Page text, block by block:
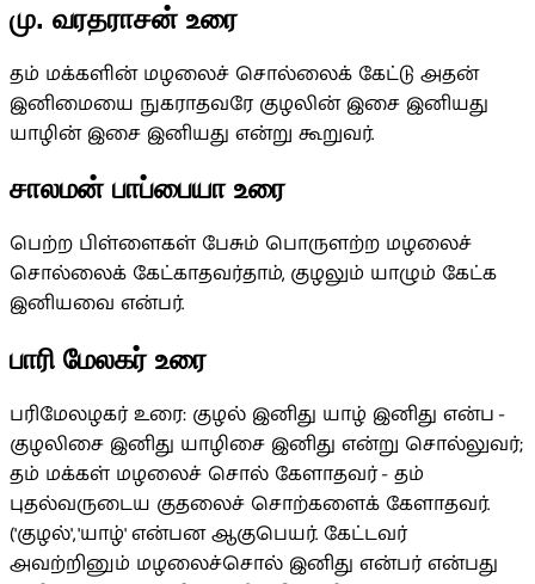
மு. வரதராசன் உரை
தம் மக்களின் மழலைச் சொல்லைக் கேட்டு அதன்
இனிமையை நுகராதவரே குழலின் இசை இனியது
யாழின் இசை இனியது என்று கூறுவர்.
சாலமன் பாப்பையா உரை
பெற்ற பிள்ளைகள் பேசும் பொருளற்ற மழலைச்
சொல்லைக் கேட்காதவர்தாம், குழலும் யாழும் கேட்க
இனியவை என்பர்.
பாரி மேலகர் உரை
பரிமேலழகர் உரை: குழல் இனிது யாழ் இனிது என்ப -
குழலிசை இனிது யாழிசை இனிது என்று சொல்லுவர்;
தம் மக்கள் மழலைச் சொல் கேளாதவர் - தம்
புதல்வருடைய குதலைச் சொற்களைக் கேளாதவர்.
('குழல்', 'யாழ்' என்பன ஆகுபெயர். கேட்டவர்
அவற்றினும் மழலைச்சொல் இனிது என்பர் என்பது